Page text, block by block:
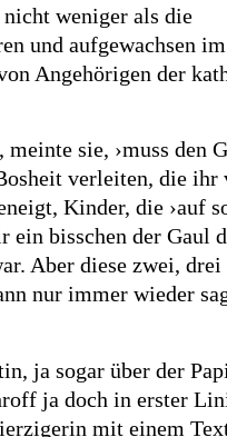
weniger als die
und aufgewachsen
Angehörigen der
sie, ›muss den
verleiten, die
Kinder, die ›auf
bisschen der Gaul
Aber diese zwei, drei
nur immer wieder
ja sogar über der
ja doch in erster
mit einem